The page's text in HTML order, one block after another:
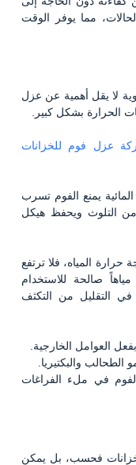
مما يوفر الوقت
لا يقل أهمية عن عزل
الحرارة بشكل كبير.
عزل فوم للخزانات
يمنع الفوم تسرب
من التلوث ويحفظ هيكل
المياه، فلا ترتفع
صالحة للاستخدام
في التقليل من التكثف
العوامل الخارجية.
الطحالب والبكتيريا.
في ملء الفراغات
فحسب، بل يمكن